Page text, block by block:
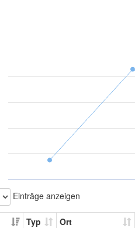
Einträge anzeigen
Typ
Ort